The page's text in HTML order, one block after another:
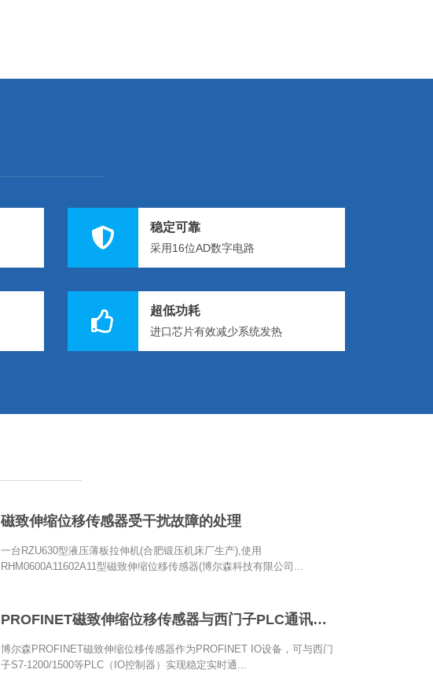
稳定可靠
采用16位AD数字电路
超低功耗
进口芯片有效减少系统发热
磁致伸缩位移传感器受干扰故障的处理
一台RZU630型液压薄板拉伸机(合肥锻压机床厂生产),使用
RHM0600A11602A11型磁致伸缩位移传感器(博尔森科技有限公司...
PROFINET磁致伸缩位移传感器与西门子PLC通讯配置
博尔森PROFINET磁致伸缩位移传感器作为PROFINET IO设备，可与西门
子S7‑1200/1500等PLC（IO控制器）实现稳定实时通...